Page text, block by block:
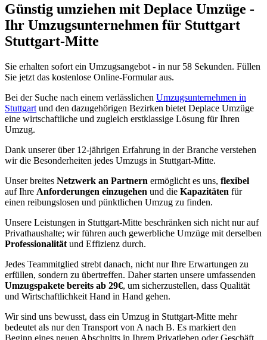
Günstig umziehen mit Deplace Umzüge -
Ihr Umzugsunternehmen für Stuttgart
Stuttgart-Mitte
Sie erhalten sofort ein Umzugsangebot - in nur 58 Sekunden. Füllen
Sie jetzt das kostenlose Online-Formular aus.
Bei der Suche nach einem verlässlichen Umzugsunternehmen in
Stuttgart und den dazugehörigen Bezirken bietet Deplace Umzüge
eine wirtschaftliche und zugleich erstklassige Lösung für Ihren
Umzug.
Dank unserer über 12-jährigen Erfahrung in der Branche verstehen
wir die Besonderheiten jedes Umzugs in Stuttgart-Mitte.
Unser breites Netzwerk an Partnern ermöglicht es uns, flexibel
auf Ihre Anforderungen einzugehen und die Kapazitäten für
einen reibungslosen und pünktlichen Umzug zu finden.
Unsere Leistungen in Stuttgart-Mitte beschränken sich nicht nur auf
Privathaushalte; wir führen auch gewerbliche Umzüge mit derselben
Professionalität und Effizienz durch.
Jedes Teammitglied strebt danach, nicht nur Ihre Erwartungen zu
erfüllen, sondern zu übertreffen. Daher starten unsere umfassenden
Umzugspakete bereits ab 29€, um sicherzustellen, dass Qualität
und Wirtschaftlichkeit Hand in Hand gehen.
Wir sind uns bewusst, dass ein Umzug in Stuttgart-Mitte mehr
bedeutet als nur den Transport von A nach B. Es markiert den
Beginn eines neuen Abschnitts in Ihrem Privatleben oder Geschäft.